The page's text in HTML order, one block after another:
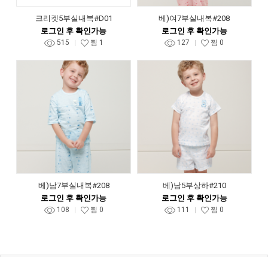
크리켓5부실내복#D01
로그인 후 확인가능
515 찜 1
베)여7부실내복#208
로그인 후 확인가능
127 찜 0
베)남7부실내복#208
로그인 후 확인가능
108 찜 0
베)남5부상하#210
로그인 후 확인가능
111 찜 0